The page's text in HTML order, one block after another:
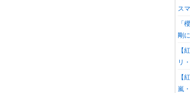
ス
「
剛
【
リ
【
嵐